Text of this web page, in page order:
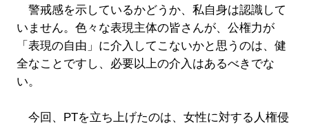
警戒感を示しているかどうか、私自身は認識して
いません。色々な表現主体の皆さんが、公権力が
「表現の自由」に介入してこないかと思うのは、健
全なことですし、必要以上の介入はあるべきでな
い。
今回、PTを立ち上げたのは、女性に対する人権侵